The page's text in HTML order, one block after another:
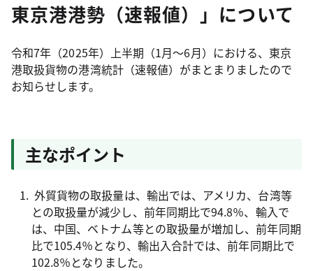
東京港港勢（速報値）」について
令和7年（2025年）上半期（1月～6月）における、東京
港取扱貨物の港湾統計（速報値）がまとまりましたので
お知らせします。
主なポイント
外貿貨物の取扱量は、輸出では、アメリカ、台湾等
との取扱量が減少し、前年同期比で94.8％、輸入で
は、中国、ベトナム等との取扱量が増加し、前年同期
比で105.4％となり、輸出入合計では、前年同期比で
102.8％となりました。